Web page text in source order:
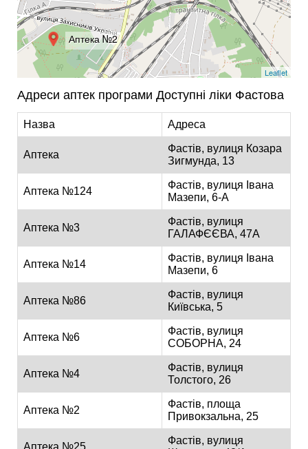
Аптека №2
Leaflet
Адреси аптек програми Доступні ліки Фастова
Назва Адреса
Аптека
Фастів, вулиця Козара
Зигмунда, 13
Аптека №124
Фастів, вулиця Івана
Мазепи, 6-А
Аптека №3
Фастів, вулиця
ГАЛАФЄЄВА, 47А
Аптека №14
Фастів, вулиця Івана
Мазепи, 6
Аптека №86
Фастів, вулиця
Київська, 5
Аптека №6
Фастів, вулиця
СОБОРНА, 24
Аптека №4
Фастів, вулиця
Толстого, 26
Аптека №2
Фастів, площа
Привокзальна, 25
Фастів, вулиця